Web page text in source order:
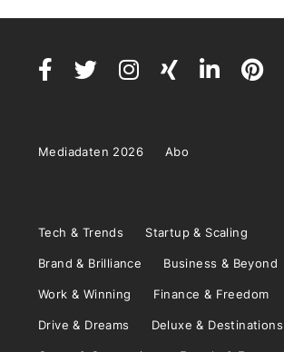
Mediadaten 2026 Abo
Tech & Trends Startup & Scaling
Brand & Brilliance Business & Beyond
Work & Winning Finance & Freedom
Drive & Dreams Deluxe & Destinations